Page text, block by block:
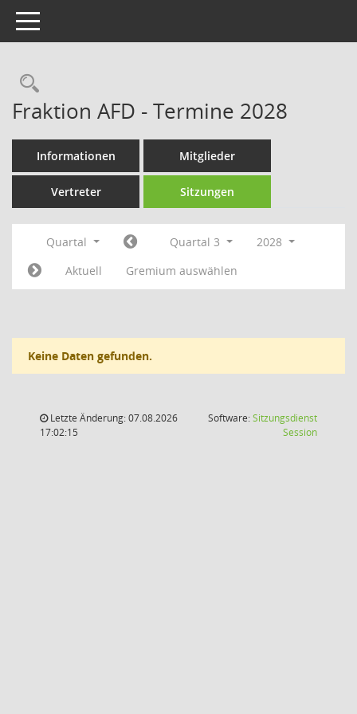
Toggle navigation
Rechercheauswahl
Fraktion AFD - Termine 2028
Informationen Mitglieder
Vertreter Sitzungen
Quartal Quartal 3
2028
Aktuell
Gremium auswählen
Keine Daten gefunden.
Letzte Änderung: 07.08.2026
17:02:15
Software:Sitzungsdienst
Session(Wird in